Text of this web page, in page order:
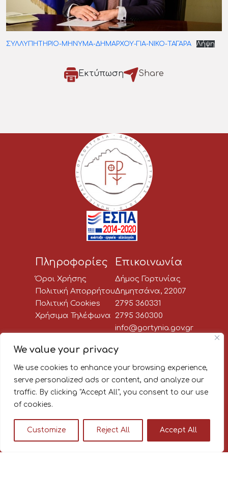
We value your privacy
We use cookies to enhance your browsing experience,
serve personalized ads or content, and analyze our
traffic. By clicking "Accept All", you consent to our use
of cookies.
Customize Reject All Accept All
ΣΥΛΛΥΠΗΤΗΡΙΟ-ΜΗΝΥΜΑ-ΔΗΜΑΡΧΟΥ-ΓΙΑ-ΝΙΚΟ-ΤΑΓΑΡΑ Λήψη
Εκτύπωση Share
Πληροφορίες
Όροι Χρήσης
Πολιτική Απορρήτου
Πολιτική Cookies
Χρήσιμα Τηλέφωνα
Επικοινωνία
Δήμος Γορτυνίας
Δημητσάνα, 22007
2795 360331
2795 360300
info@gortynia.gov.gr
Social Media
Newsletter:
Κάνε εγγραφή στο newsletter
μαθαίνεις πρώτος όλα τα νέα!